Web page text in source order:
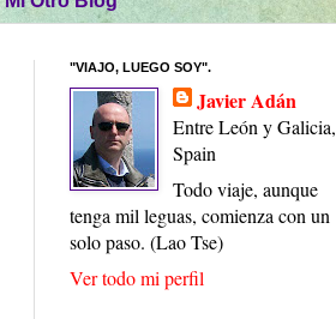
"VIAJO, LUEGO SOY".
Javier Adán
Entre León y Galicia,
Spain
Todo viaje, aunque
tenga mil leguas, comienza con un
solo paso. (Lao Tse)
Ver todo mi perfil